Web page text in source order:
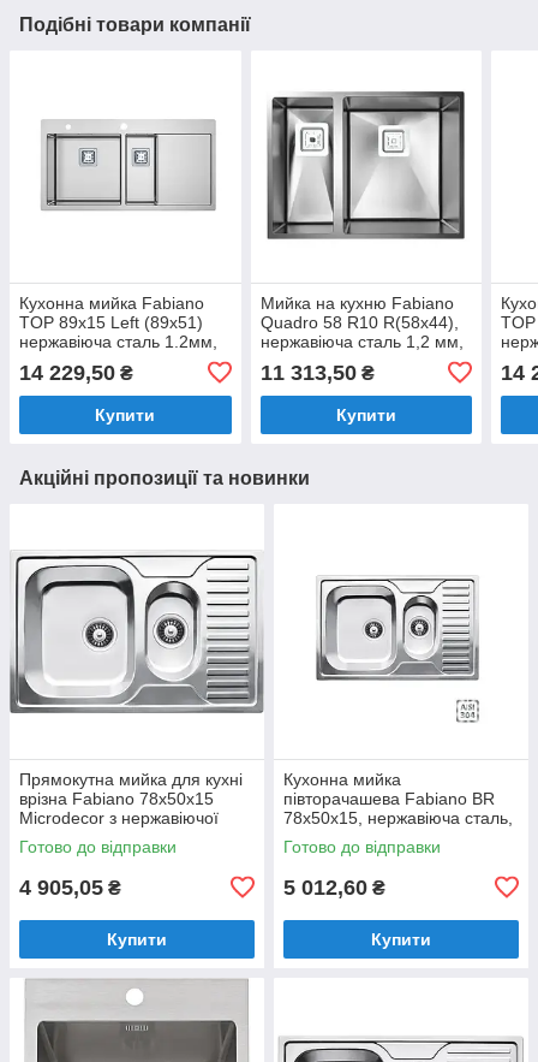
Подібні товари компанії
Кухонна мийка Fabiano
TOP 89x15 Left (89x51)
нержавіюча сталь 1.2мм,
(8216.401.0744)
14 229,50 ₴
Купити
Мийка на кухню Fabiano
Quadro 58 R10 R(58x44),
нержавіюча сталь 1,2 мм,
(8216.401.0075)
11 313,50₴
Купити
14
Акційні пропозиції та новинки
Прямокутна мийка для кухні
врізна Fabiano 78x50x15
Microdecor з нержавіючої
сталі з двома чашами і
крилом.
Готово до відправки
4 905,05 ₴
Купити
Кухонна мийка
півторачашева Fabiano BR
78x50x15, нержавіюча сталь,
матова поліровка
(8213.401.0012)
Готово до відправки
5 012,60 ₴
Купити